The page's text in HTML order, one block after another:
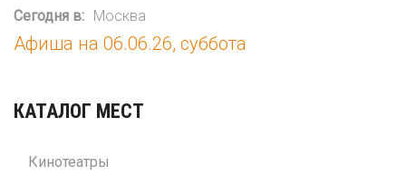
Сегодня в: Москва
Афиша на 06.06.26, суббота
КАТАЛОГ МЕСТ
Кинотеатры